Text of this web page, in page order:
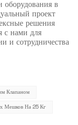
оборудования в
проект
решения
с нами для
и сотрудничества
Клапаном
Мешков На 25 Кг